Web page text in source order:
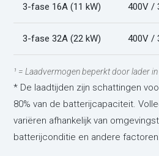
3-fase 16A (11 kW) 400V /
3-fase 32A (22 kW) 400V /
¹ = Laadvermogen beperkt door lader in
* De laadtijden zijn schattingen
80% van de batterijcapaciteit.
variëren afhankelijk van
batterijconditie en andere factoren.